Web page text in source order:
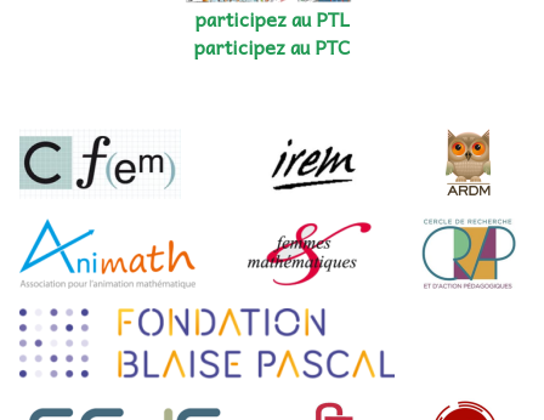
participez au PTL
participez au PTC